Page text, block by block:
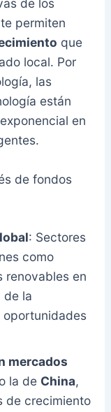
de los
permiten
que
local. Por
las
están
en
de fondos
: Sectores
como
renovables en
de la
oportunidades
mercados
la de China,
de crecimiento